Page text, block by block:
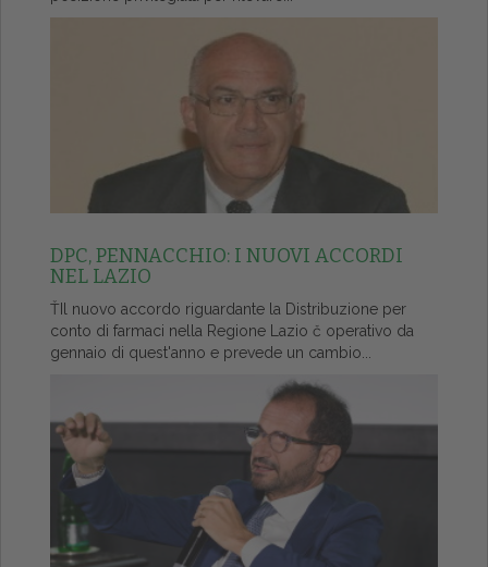
DPC, PENNACCHIO: I NUOVI ACCORDI
NEL LAZIO
ŤIl nuovo accordo riguardante la Distribuzione per
conto di farmaci nella Regione Lazio č operativo da
gennaio di quest'anno e prevede un cambio...